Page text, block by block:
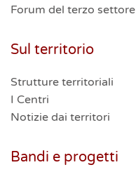
Forum del terzo settore
Sul territorio
Strutture territoriali
I Centri
Notizie dai territori
Bandi e progetti